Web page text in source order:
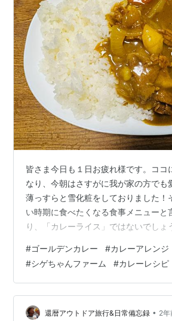
皆さま今日も１日お疲れ様です。ココ
なり、今朝はさすがに我が家の方でも
薄っすらと雪化粧をしておりました！
い時期に食べたくなる食事メニューと
り、「カレーライス」ではないでしょ
して、完全に隔離状態となっているの
庭での調理担当で毎回、色んな食事を
すが、今日はさすがにカレーが食べた
しまいました‼ 仕上がりのイメージは
なのですが、今回の記事では前回とは
#ゴールデンカレー #カレーアレンジ
#シゲちゃんファーム #カレーレシピ
還暦アウトドア旅行&日常備忘録 • 2年